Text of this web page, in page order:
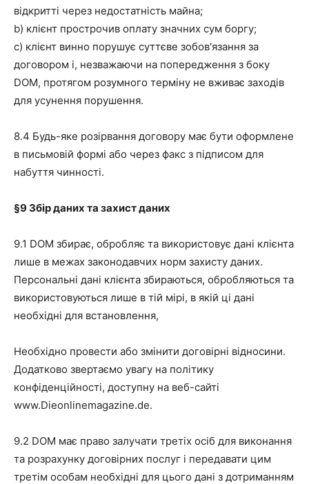
відкритті через недостатність майна;
b) клієнт прострочив оплату значних сум боргу;
c) клієнт винно порушує суттєве зобов'язання за
договором і, незважаючи на попередження з боку
DOM, протягом розумного терміну не вживає заходів
для усунення порушення.
8.4 Будь-яке розірвання договору має бути оформлене
в письмовій формі або через факс з підписом для
набуття чинності.
§9 Збір даних та захист даних
9.1 DOM збирає, обробляє та використовує дані клієнта
лише в межах законодавчих норм захисту даних.
Персональні дані клієнта збираються, обробляються та
використовуються лише в тій мірі, в якій ці дані
необхідні для встановлення,
Необхідно провести або змінити договірні відносини.
Додатково звертаємо увагу на політику
конфіденційності, доступну на веб-сайті
www.Dieonlinemagazine.de.
9.2 DOM має право залучати третіх осіб для виконання
та розрахунку договірних послуг і передавати цим
третім особам необхідні для цього дані з дотриманням